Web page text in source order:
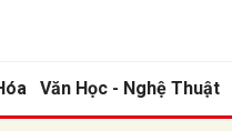
Văn Học - Nghệ Thuật